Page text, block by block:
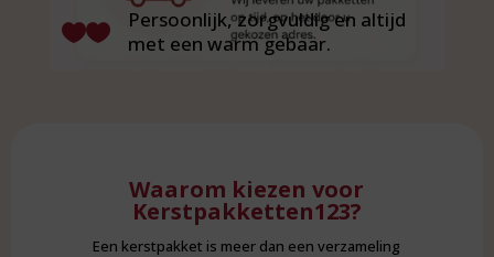

Persoonlijk, zorgvuldig en altijd
met een warm gebaar.
Waarom kiezen voor
Kerstpakketten123?
Een kerstpakket is meer dan een verzameling